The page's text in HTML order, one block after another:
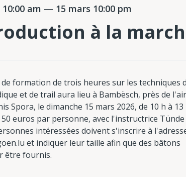
am — 15 mars 10:00 pm
à la
formation de trois heures sur les techniques
et de trail aura lieu à Bambësch, près de
Spora, le dimanche 15 mars 2026, de 10 h à 13
euros par personne, avec l'instructrice Tünde
intéressées doivent s'inscrire à
et indiquer leur taille afin que des bâtons
être fournis.